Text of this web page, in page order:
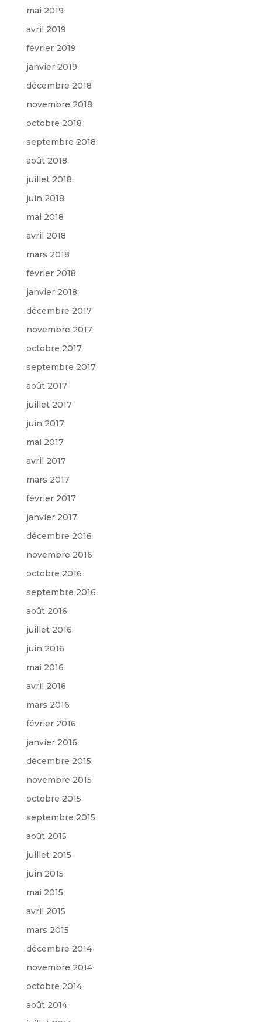
mai 2019
avril 2019
février 2019
janvier 2019
décembre 2018
novembre 2018
octobre 2018
septembre 2018
août 2018
juillet 2018
juin 2018
mai 2018
avril 2018
mars 2018
février 2018
janvier 2018
décembre 2017
novembre 2017
octobre 2017
septembre 2017
août 2017
juillet 2017
juin 2017
mai 2017
avril 2017
mars 2017
février 2017
janvier 2017
décembre 2016
novembre 2016
octobre 2016
septembre 2016
août 2016
juillet 2016
juin 2016
mai 2016
avril 2016
mars 2016
février 2016
janvier 2016
décembre 2015
novembre 2015
octobre 2015
septembre 2015
août 2015
juillet 2015
juin 2015
mai 2015
avril 2015
mars 2015
décembre 2014
novembre 2014
octobre 2014
août 2014